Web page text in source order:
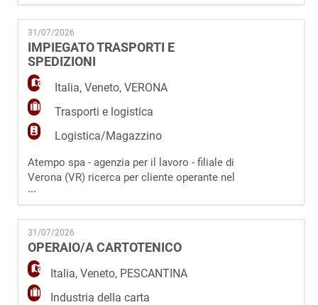
ES
PT
candidato/a si occuperà di assistere e
supportare gli ospiti/pazienti nelle attività
quotidiane; collaborerà con infermieri e
personale sanitario per garantire il benessere
e la cura della persona. Requis
31/07/2026
IMPIEGATO TRASPORTI E
SPEDIZIONI
Italia,Veneto,VERONA
Trasporti e logistica
Logistica/Magazzino
Atempo spa - agenzia per il lavoro - filiale di
Verona (VR) ricerca per cliente operante nel
settore dei trasporti e della logistica con sede
a Verona (VR) un Impiegato/a Trasporti e
Spedizioni da inserire in organico. La risorsa
si occuperà di: - Pianificare, organizzare e
gestire i viaggi e le rotte dei mezzi aziendali
(autisti/vettori); -
...
31/07/2026
OPERAIO/A CARTOTENICO
Italia,Veneto, PESCANTINA
Industria della carta